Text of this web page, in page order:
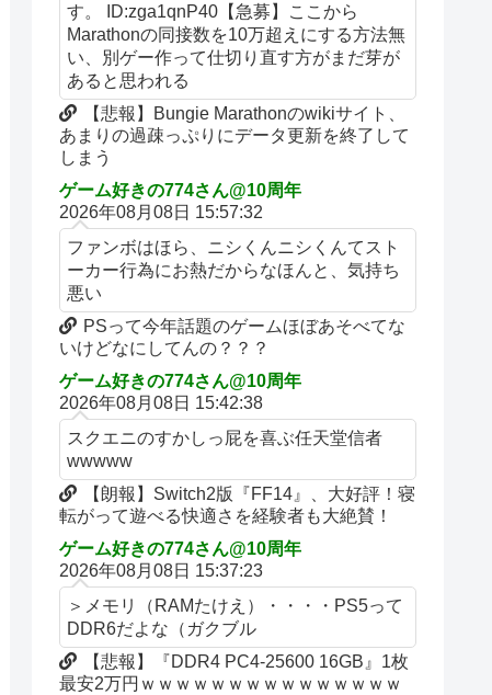
す。 ID:zga1qnP40【急募】ここから
Marathonの同接数を10万超えにする方法無
い、別ゲー作って仕切り直す方がまだ芽が
あると思われる
【悲報】Bungie Marathonのwikiサイト、
あまりの過疎っぷりにデータ更新を終了して
しまう
ゲーム好きの774さん@10周年
2026年08月08日 15:57:32
ファンボはほら、ニシくんニシくんてスト
ーカー行為にお熱だからなほんと、気持ち
悪い
PSって今年話題のゲームほぼあそべてな
いけどなにしてんの？？？
ゲーム好きの774さん@10周年
2026年08月08日 15:42:38
スクエニのすかしっ屁を喜ぶ任天堂信者
wwwww
【朗報】Switch2版『FF14』、大好評！寝
転がって遊べる快適さを経験者も大絶賛！
ゲーム好きの774さん@10周年
2026年08月08日 15:37:23
＞メモリ（RAMたけえ）・・・・PS5って
DDR6だよな（ガクブル
【悲報】『DDR4 PC4-25600 16GB』1枚
最安2万円ｗｗｗｗｗｗｗｗｗｗｗｗｗｗｗ